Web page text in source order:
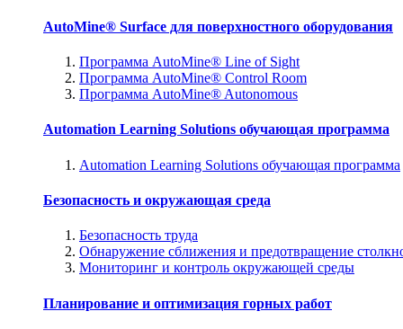
AutoMine® Surface для поверхностного оборудования
Программа AutoMine® Line of Sight
Программа AutoMine® Control Room
Программа AutoMine® Autonomous
Automation Learning Solutions обучающая программа
Automation Learning Solutions обучающая программа
Безопасность и окружающая среда
Безопасность труда
Обнаружение сближения и предотвращение
Мониторинг и контроль окружающей среды
Планирование и оптимизация горных работ